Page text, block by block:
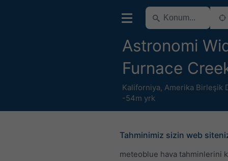
Astronomi
Furnace
Kaliforniya, Amerika Birleşik
-54m yrk
Tahminimiz sizin web
meteoblue hava tahminlerini